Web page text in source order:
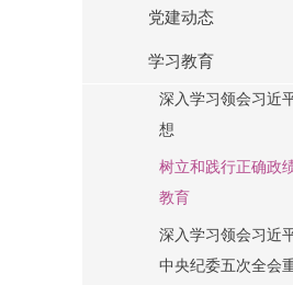
党建动态
学习教育
深入学习领会习近
想
树立和践行正确政
教育
深入学习领会习近
中央纪委五次全会